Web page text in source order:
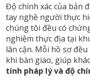
Độ chính xác của bản
tay nghề người thực
chúng tôi đều có
nghiệm thực địa tại
lân cận. Mỗi hồ sơ
khi bàn giao, giúp
tính pháp lý và độ